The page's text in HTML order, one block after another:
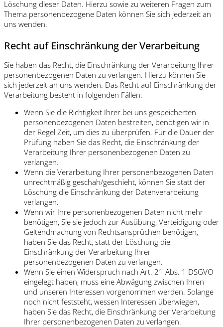
Löschung dieser Daten. Hierzu sowie zu weiteren Fragen zum
Thema personenbezogene Daten können Sie sich jederzeit an
uns wenden.
Recht auf Einschränkung der Verarbeitung
Sie haben das Recht, die Einschränkung der Verarbeitung Ihrer
personenbezogenen Daten zu verlangen. Hierzu können Sie
sich jederzeit an uns wenden. Das Recht auf Einschränkung der
Verarbeitung besteht in folgenden Fällen:
Wenn Sie die Richtigkeit Ihrer bei uns gespeicherten
personenbezogenen Daten bestreiten, benötigen wir in
der Regel Zeit, um dies zu überprüfen. Für die Dauer der
Prüfung haben Sie das Recht, die Einschränkung der
Verarbeitung Ihrer personenbezogenen Daten zu
verlangen.
Wenn die Verarbeitung Ihrer personenbezogenen Daten
unrechtmäßig geschah/geschieht, können Sie statt der
Löschung die Einschränkung der Datenverarbeitung
verlangen.
Wenn wir Ihre personenbezogenen Daten nicht mehr
benötigen, Sie sie jedoch zur Ausübung, Verteidigung oder
Geltendmachung von Rechtsansprüchen benötigen,
haben Sie das Recht, statt der Löschung die
Einschränkung der Verarbeitung Ihrer
personenbezogenen Daten zu verlangen.
Wenn Sie einen Widerspruch nach Art. 21 Abs. 1 DSGVO
eingelegt haben, muss eine Abwägung zwischen Ihren
und unseren Interessen vorgenommen werden. Solange
noch nicht feststeht, wessen Interessen überwiegen,
haben Sie das Recht, die Einschränkung der Verarbeitung
Ihrer personenbezogenen Daten zu verlangen.